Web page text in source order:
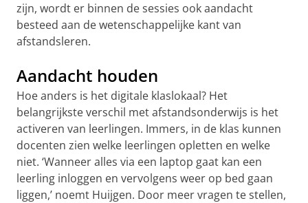
zijn, wordt er binnen de sessies ook aandacht
besteed aan de wetenschappelijke kant van
afstandsleren.
Aandacht houden
Hoe anders is het digitale klaslokaal? Het
belangrijkste verschil met afstandsonderwijs is het
activeren van leerlingen. Immers, in de klas kunnen
docenten zien welke leerlingen opletten en welke
niet. ‘Wanneer alles via een laptop gaat kan een
leerling inloggen en vervolgens weer op bed gaan
liggen,’ noemt Huijgen. Door meer vragen te stellen,